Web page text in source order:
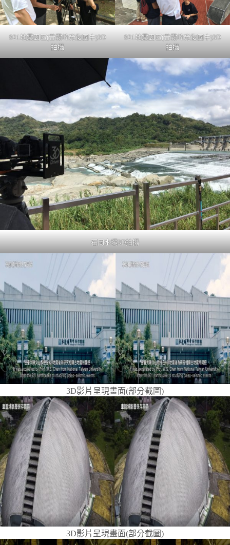
921地震園區(昔霧峰光復國中)3D
拍攝
921地震園區(昔霧峰光復國中)3D
拍攝
石岡水壩3D拍攝
3D影片呈現畫面(部分截圖)
3D影片呈現畫面(部分截圖)